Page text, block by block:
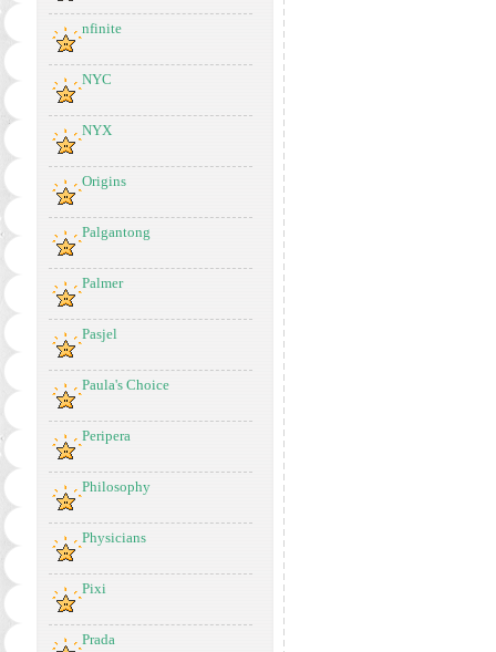
nfinite
NYC
NYX
Origins
Palgantong
Palmer
Pasjel
Paula's Choice
Peripera
Philosophy
Physicians
Pixi
Prada